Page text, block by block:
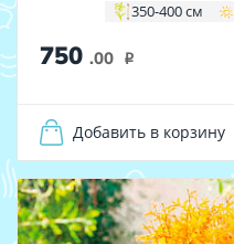
350-400 см
750 .00 i
Добавить в корзину